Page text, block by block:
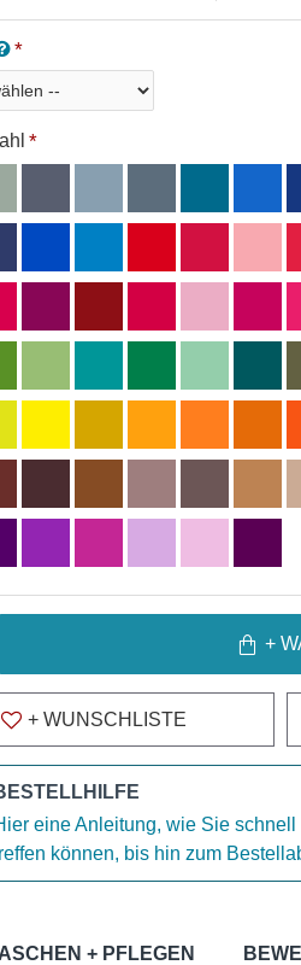
+
+ WUNSCHLISTE
eine Anleitung, wie Sie
können, bis hin zum
+ PFLEGEN